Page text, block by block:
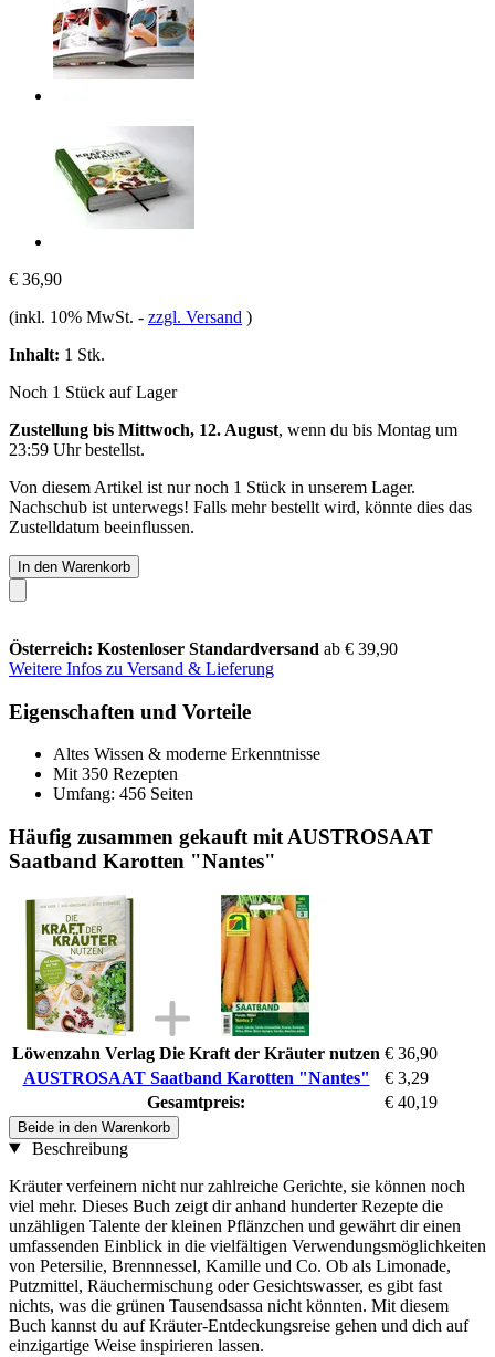
€ 36,90
(inkl. 10% MwSt. - zzgl. Versand )
Inhalt: 1 Stk.
Noch 1 Stück auf Lager
Zustellung bis Mittwoch, 12. August, wenn du bis Montag um
23:59 Uhrbestellst.
Von diesem Artikel ist nur noch 1 Stück in unserem Lager.
Nachschub ist unterwegs! Falls mehr bestellt wird, könnte dies das
Zustelldatum beeinflussen.
In den Warenkorb
Österreich: Kostenloser Standardversand ab € 39,90
Weitere Infos zu Versand & Lieferung
Eigenschaften und Vorteile
Altes Wissen & moderne Erkenntnisse
Mit 350 Rezepten
Umfang: 456 Seiten
Häufig zusammen gekauft mit AUSTROSAAT
Saatband Karotten "Nantes"
Löwenzahn Verlag Die Kraft der Kräuter nutzen € 36,90
AUSTROSAAT Saatband Karotten "Nantes"
€ 3,29
Gesamtpreis:
€ 40,19
Beide in den Warenkorb
Beschreibung
Kräuter verfeinern nicht nur zahlreiche Gerichte, sie können noch
viel mehr. Dieses Buch zeigt dir anhand hunderter Rezepte die
unzähligen Talente der kleinen Pflänzchen und gewährt dir einen
umfassenden Einblick in die vielfältigen Verwendungsmöglichkeiten
von Petersilie, Brennnessel, Kamille und Co. Ob als Limonade,
Putzmittel, Räuchermischung oder Gesichtswasser, es gibt fast
nichts, was die grünen Tausendsassa nicht könnten. Mit diesem
Buch kannst du auf Kräuter-Entdeckungsreise gehen und dich auf
einzigartige Weise inspirieren lassen.